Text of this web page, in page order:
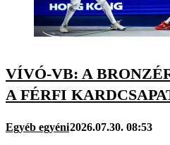
VÍVÓ-VB: A
A FÉRFI
Egyéb egyéni2026.07.30. 08:53